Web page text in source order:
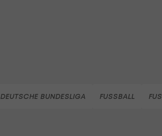
DEUTSCHE BUNDESLIGA FUSSBALL